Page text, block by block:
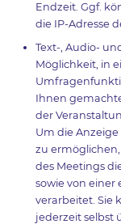
Endzeit. Ggf.
die IP-Adresse
Text-, Audio-
Möglichkeit, in
Ihnen
der
Um die
zu
des Meetings
sowie von einer
verarbeitet. Sie
jederzeit selbst